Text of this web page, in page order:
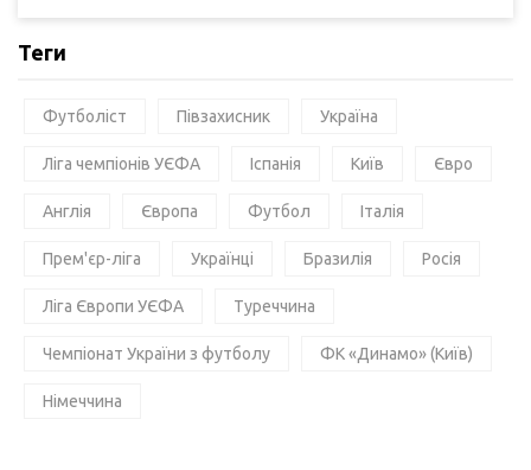
Теги
Футболіст Півзахисник Україна
Ліга чемпіонів УЄФА Іспанія Київ Євро
Англія Європа Футбол Італія
Прем'єр-ліга Українці Бразилія Росія
Ліга Європи УЄФА Туреччина
Чемпіонат України з футболу ФК «Динамо» (Київ)
Німеччина